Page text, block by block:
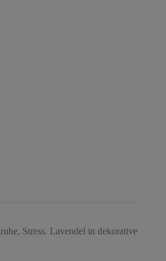
Stress. Lavendel in dekorative